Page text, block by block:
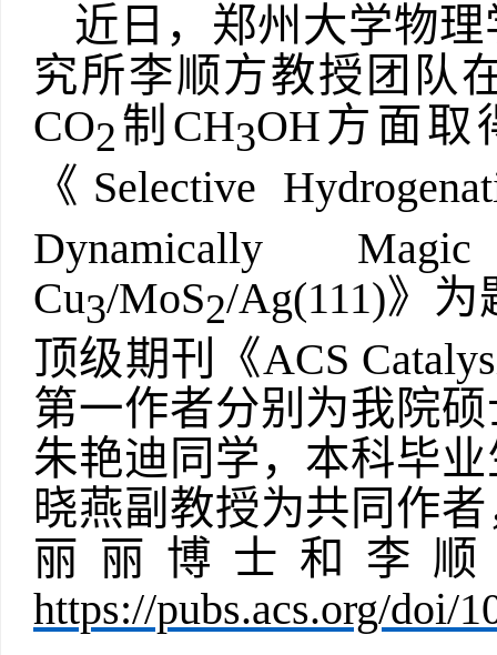
近日，郑州大学物
究所李顺方教授团队
CO2制 CH3OH方面取
《 Selective
Dynamically
Cu3/MoS2/Ag(111)》为
顶级期刊《ACS
第一作者分别为我院
朱艳迪同学，本科毕
晓燕副教授为共同作
丽丽博士和李
https://pubs.acs.org/doi/